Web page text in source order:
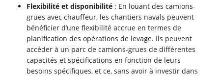
Flexibilité et disponibilité : En louant des camions-
grues avec chauffeur, les chantiers navals peuvent
bénéficier d’une flexibilité accrue en termes de
planification des opérations de levage. Ils peuvent
accéder à un parc de camions-grues de différentes
capacités et spécifications en fonction de leurs
besoins spécifiques, et ce, sans avoir à investir dans